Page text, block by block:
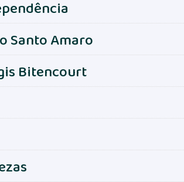
Santo Amaro
Bitencourt